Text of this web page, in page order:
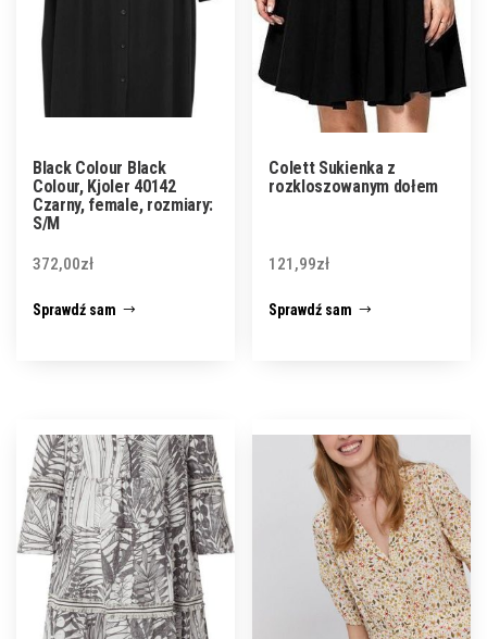
Black Colour Black
Colour, Kjoler 40142
Czarny, female, rozmiary:
S/M
372,00zł
Sprawdź sam
Colett Sukienka z
rozkloszowanym dołem
121,99zł
Sprawdź sam